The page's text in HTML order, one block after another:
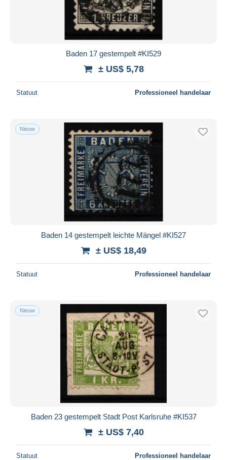
Baden 17 gestempelt #KI529
± US$ 5,78
Statuut Professioneel handelaar
Nieuw
Baden 14 gestempelt leichte Mängel #KI527
± US$ 18,49
Statuut Professioneel handelaar
Nieuw
Baden 23 gestempelt Stadt Post Karlsruhe #KI537
± US$ 7,40
Statuut Professioneel handelaar